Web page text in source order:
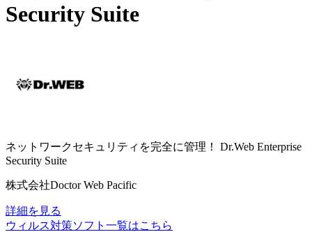
Security Suite
ネットワークセキュリティを完全に管理！
Dr.Web Enterprise
Security Suite
株式会社Doctor Web Pacific
詳細を見る
ウィルス対策ソフト 一覧はこちら